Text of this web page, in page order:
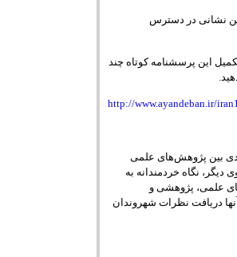
از طریق این نشانی در دسترس
این پرسشنامه کوتاه چند
http://www.ayandeban.ir/
بین پژوهش‌های علمی
نگاه خردمندانه به
ایران ۱۳۹۶» تعدادی از نهادهای علمی، پژوهشی و
دریافت نظرات شهروندان